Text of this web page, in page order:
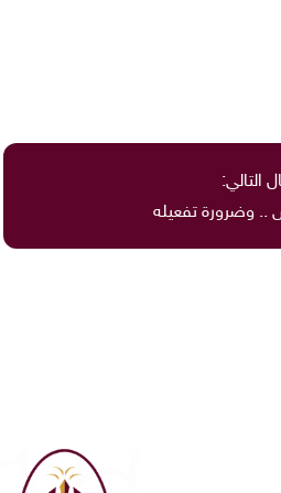
التالي:
.. وضرورة تفعيله